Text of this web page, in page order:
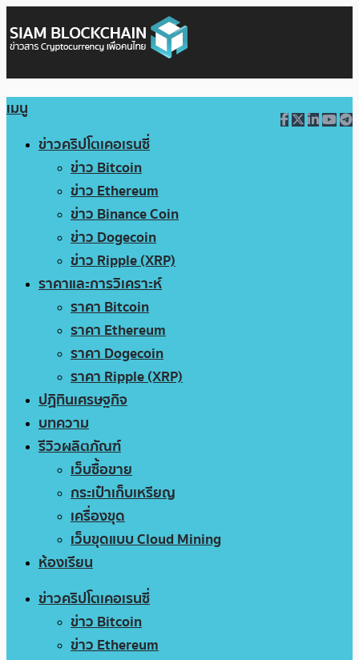
เมนู
ข่าวคริปโตเคอเรนซี่
ข่าว Bitcoin
ข่าว Ethereum
ข่าว Binance Coin
ข่าว Dogecoin
ข่าว Ripple (XRP)
ราคาและการวิเคราะห์
ราคา Bitcoin
ราคา Ethereum
ราคา Dogecoin
ราคา Ripple (XRP)
ปฏิทินเศรษฐกิจ
บทความ
รีวิวผลิตภัณฑ์
เว็บซื้อขาย
กระเป๋าเก็บเหรียญ
เครื่องขุด
เว็บขุดแบบ Cloud Mining
ห้องเรียน
ข่าวคริปโตเคอเรนซี่
ข่าว Bitcoin
ข่าว Ethereum